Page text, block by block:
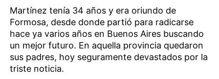
Martínez tenía 34 años y era oriundo de
Formosa, desde donde partió para radicarse
hace ya varios años en Buenos Aires buscando
un mejor futuro. En aquella provincia quedaron
sus padres, hoy seguramente devastados por la
triste noticia.